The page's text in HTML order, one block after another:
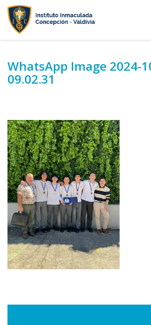
WhatsApp Image 2024-
09.02.31